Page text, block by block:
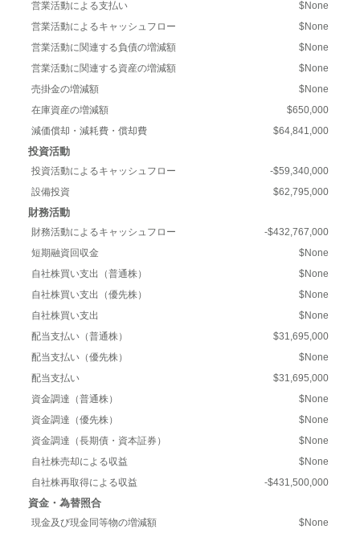
営業活動による支払い
$None
営業活動によるキャッシュフロー
$None
営業活動に関連する負債の増減額
$None
営業活動に関連する資産の増減額
$None
売掛金の増減額
$None
在庫資産の増減額
$650,000
減価償却・減耗費・償却費
$64,841,000
投資活動
投資活動によるキャッシュフロー
-$59,340,000
設備投資
$62,795,000
財務活動
財務活動によるキャッシュフロー
-$432,767,000
短期融資回収金
$None
自社株買い支出（普通株）
$None
自社株買い支出（優先株）
$None
自社株買い支出
$None
配当支払い（普通株）
$31,695,000
配当支払い（優先株）
$None
配当支払い
$31,695,000
資金調達（普通株）
$None
資金調達（優先株）
$None
資金調達（長期債・資本証券）
$None
自社株売却による収益
$None
自社株再取得による収益
-$431,500,000
資金・為替照合
現金及び現金同等物の増減額
$None